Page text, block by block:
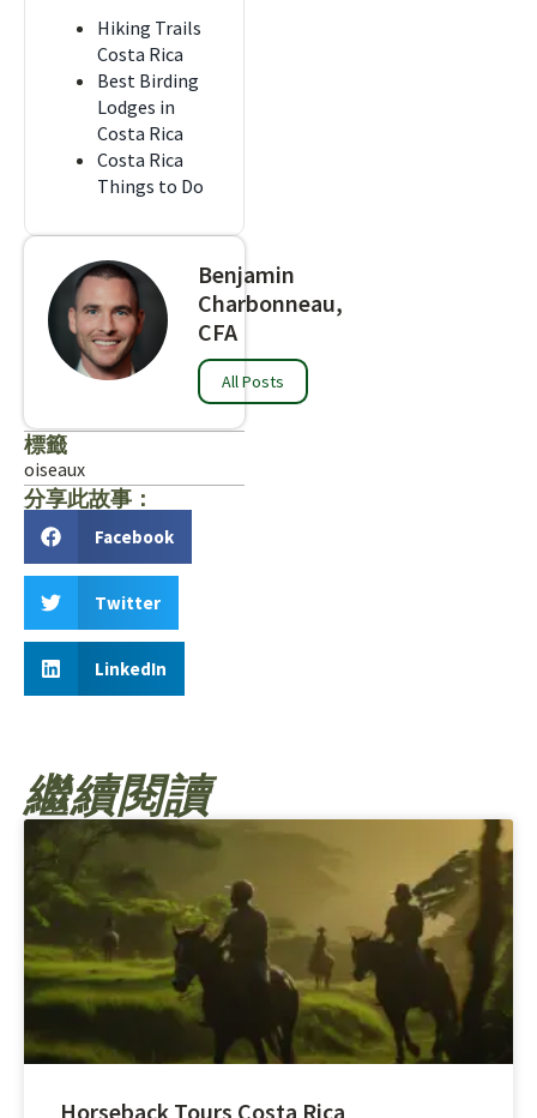
Hiking Trails
Costa Rica
Best Birding
Lodges in
Costa Rica
Costa Rica
Things to Do
Benjamin
Charbonneau,
CFA
All Posts
標籤
oiseaux
分享此故事：
Facebook
Twitter
LinkedIn
繼續閱讀
Horseback Tours Costa Rica